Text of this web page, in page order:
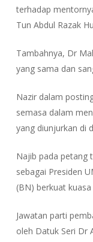
terhadap
Tun Abdul Razak
Tambahnya, Dr
yang sama dan
Nazir dalam
semasa dalam
yang diunjurkan di
Najib pada petang
sebagai Presiden
(BN) berkuat
Jawatan parti
oleh Datuk Seri Dr